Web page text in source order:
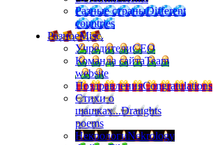
Разные страныDifferent
countries
РазноеMisc.
УчредителиCEO
Команда сайтаTeam
website
ПоздравленияCongratulations
Стихи о
шашках...Draughts
poems
НекрологиNekrology